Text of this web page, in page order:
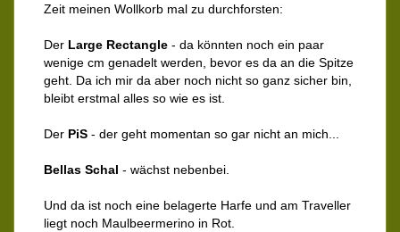
Zeit meinen Wollkorb mal zu durchforsten:
Der Large Rectangle - da könnten noch ein paar
wenige cm genadelt werden, bevor es da an die Spitze
geht. Da ich mir da aber noch nicht so ganz sicher bin,
bleibt erstmal alles so wie es ist.
Der PiS - der geht momentan so gar nicht an mich...
Bellas Schal - wächst nebenbei.
Und da ist noch eine belagerte Harfe und am Traveller
liegt noch Maulbeermerino in Rot.